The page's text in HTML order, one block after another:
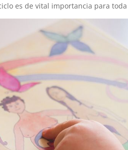
es de vital importancia para toda